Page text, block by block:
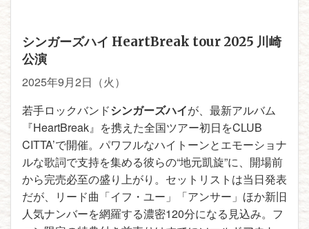
シンガーズハイ HeartBreak tour 2025 川崎
公演
2025年9月2日（火）
若手ロックバンドシンガーズハイが、最新アルバム
『HeartBreak』を携えた全国ツアー初日をCLUB
CITTA’で開催。パワフルなハイトーンとエモーショナ
ルな歌詞で支持を集める彼らの“地元凱旋”に、開場前
から完売必至の盛り上がり。セットリストは当日発表
だが、リード曲「イフ・ユー」「アンサー」ほか新旧
人気ナンバーを網羅する濃密120分になる見込み。フ